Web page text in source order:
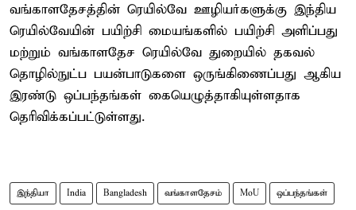
வங்காளதேசத்தின் ரெயில்வே ஊழியர்களுக்கு இந்திய
ரெயில்வேயின் பயிற்சி மையங்களில் பயிற்சி அளிப்பது
மற்றும் வங்காளதேச ரெயில்வே துறையில் தகவல்
தொழில்நுட்ப பயன்பாடுகளை ஒருங்கிணைப்பது ஆகிய
இரண்டு ஒப்பந்தங்கள் கையெழுத்தாகியுள்ளதாக
தெரிவிக்கப்பட்டுள்ளது.
இந்தியா India Bangladesh வங்காளதேசம் MoU ஒப்பந்தங்கள்